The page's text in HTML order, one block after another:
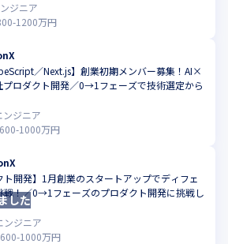
ジニア
-1200万円
／Next.js】創業初期メンバー募集！AI×
プロダクト開発／0→1フェーズで技術選定から
ンジニア
600-1000万円
ト開発】1月創業のスタートアップでディフェ
戦！／0→1フェーズのプロダクト開発に挑戦し
ンジニア
600-1000万円
した